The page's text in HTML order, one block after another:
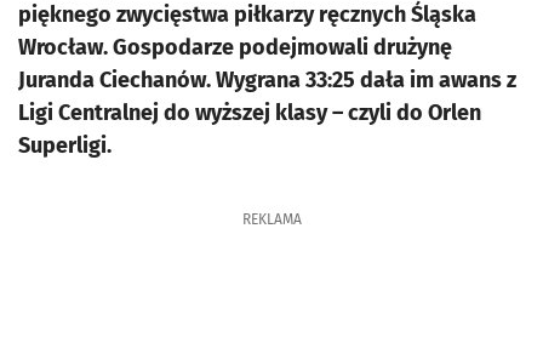
pięknego zwycięstwa piłkarzy ręcznych Śląska
Wrocław. Gospodarze podejmowali drużynę
Juranda Ciechanów. Wygrana 33:25 dała im awans z
Ligi Centralnej do wyższej klasy – czyli do Orlen
Superligi.
REKLAMA